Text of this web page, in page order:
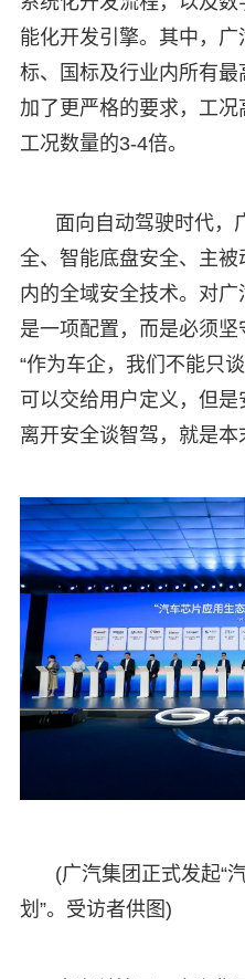
能化开发引擎。其中，
标、国标及行业内所有
加了更严格的要求，工
工况数量的3-4倍。
面向自动驾驶时代，
全、智能底盘安全、主
内的全域安全技术。对
是一项配置，而是必须坚
“作为车企，我们不能只
可以交给用户定义，但是
离开安全谈智驾，就是本
(广汽集团正式发起“
划”。受访者供图)